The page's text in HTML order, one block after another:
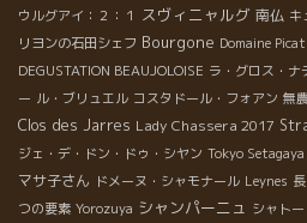
ウルグアイ：２：１ スヴィニャルグ 南仏 キ
リヨンの石田シェフ Bourgone Domaine
DEGUSTATION BEAUJOLOISE ラ・グロス・ナ
ー ル・ブリュエル コスタドール・フォアン 無
Clos des Jarres Lady Chassera 2017
ジェ・デ・ドン・ドゥ・シヤン Tokyo Setagaya
マサ子さん ドメーヌ・シャモナール Leynes
つの要素 Yorozuya シャンパーニュ シャト